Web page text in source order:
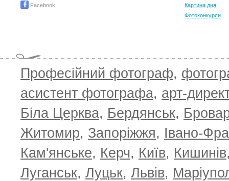
Facebook
Картина дня
Фотоконкурси
Професійний фотограф,
асистент фотографа, арт-
Біла Церква, Бердянськ,
Житомир, Запоріжжя, Івано-
Кам'янське, Керч, Київ, Кишинів
Луганськ, Луцьк, Львів,